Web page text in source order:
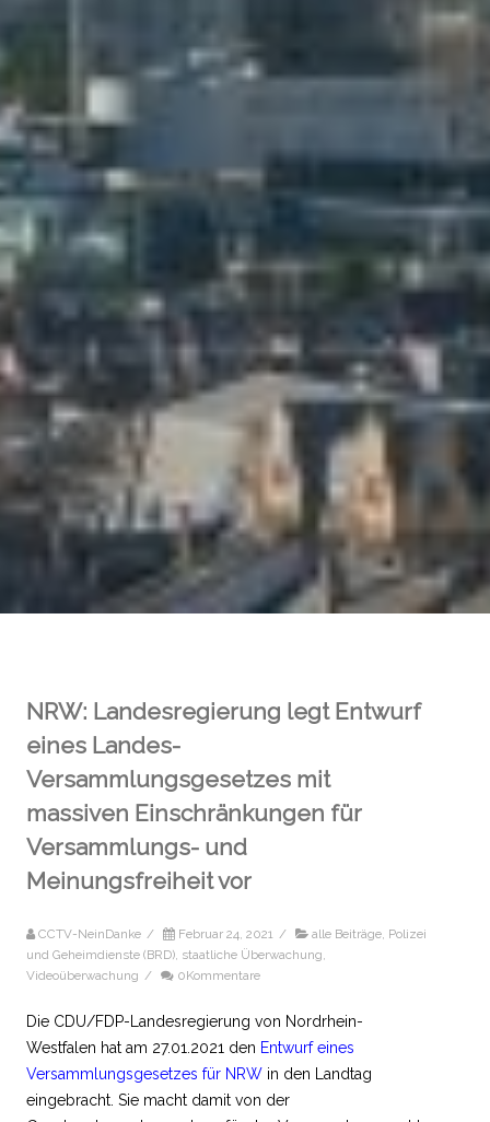
NRW: Landesregierung legt Entwurf
eines Landes-
Versammlungsgesetzes mit
massiven Einschränkungen für
Versammlungs- und
Meinungsfreiheit vor
CCTV-NeinDanke / Februar 24, 2021 / alle Beiträge, Polizei
und Geheimdienste (BRD), staatliche Überwachung,
Videoüberwachung / 0Kommentare
Die CDU/FDP-Landesregierung von Nordrhein-
Westfalen hat am 27.01.2021 den Entwurf eines
Versammlungsgesetzes für NRW in den Landtag
eingebracht. Sie macht damit von der